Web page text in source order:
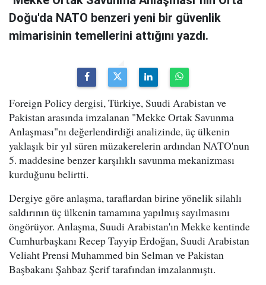
Doğu'da NATO benzeri yeni bir güvenlik
mimarisinin temellerini attığını yazdı.
Foreign Policy dergisi, Türkiye, Suudi Arabistan ve
Pakistan arasında imzalanan "Mekke Ortak Savunma
Anlaşması"nı değerlendirdiği analizinde, üç ülkenin
yaklaşık bir yıl süren müzakerelerin ardından NATO'nun
5. maddesine benzer karşılıklı savunma mekanizması
kurduğunu belirtti.
Dergiye göre anlaşma, taraflardan birine yönelik silahlı
saldırının üç ülkenin tamamına yapılmış sayılmasını
öngörüyor. Anlaşma, Suudi Arabistan'ın Mekke kentinde
Cumhurbaşkanı Recep Tayyip Erdoğan, Suudi Arabistan
Veliaht Prensi Muhammed bin Selman ve Pakistan
Başbakanı Şahbaz Şerif tarafından imzalanmıştı.